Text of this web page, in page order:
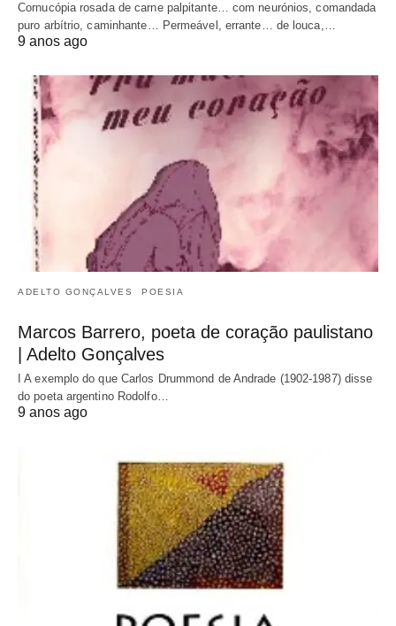
Cornucópia rosada de carne palpitante… com neurónios, comandada
puro arbítrio, caminhante… Permeável, errante… de louca,…
9 anos ago
ADELTO GONÇALVES POESIA
Marcos Barrero, poeta de coração paulistano
| Adelto Gonçalves
I A exemplo do que Carlos Drummond de Andrade (1902-1987) disse
do poeta argentino Rodolfo…
9 anos ago